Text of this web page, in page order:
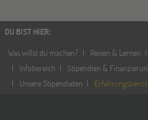
DU BIST HIER:
Was willst du machen?
Reisen & Lernen
Infobereich
Stipendien &
Unsere Stipendiaten